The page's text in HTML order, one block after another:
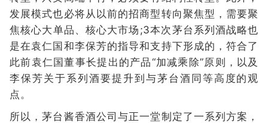
发展模式也必将从以前的招商型转向聚焦型，需要聚
焦核心大单品、核心大市场;3本次茅台系列酒战略也
是在袁仁国和李保芳的指导和支持下形成的，符合了
此前袁仁国董事长提出的产品“加减乘除”原则，以及
李保芳关于系列酒要提升到与茅台酒同等高度的观
点。
所以，茅台酱香酒公司与正一堂制定了一系列方案，